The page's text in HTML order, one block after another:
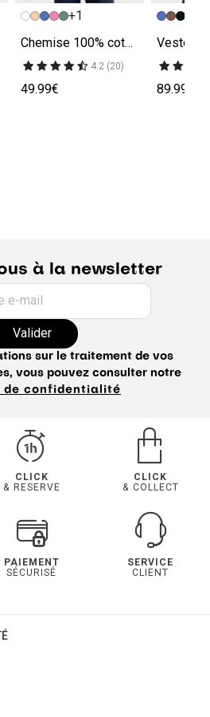
+1
Chemise 100% coton slim sans repassage unie
4.2 (20)
49.99€ 89.99€
à la newsletter
e-mail
Valider
sur le traitement de vos
vous pouvez consulter notre
de confidentialité
CLICK
& RESERVE
CLICK
& COLLECT
PAIEMENT
SÉCURISÉ
SERVICE
CLIENT